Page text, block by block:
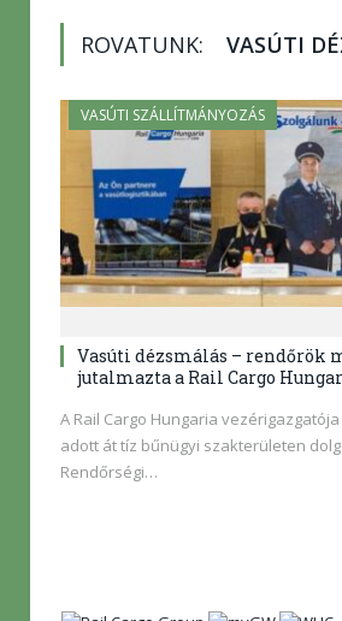
ROVATUNK: VASÚTI
VASÚTI SZÁLLÍTMÁNYOZÁS
Vasúti dézsmálás – rendőrök
jutalmazta a Rail Cargo
A Rail Cargo Hungaria
adott át tíz bűnügyi szakterületen
Rendőrségi…